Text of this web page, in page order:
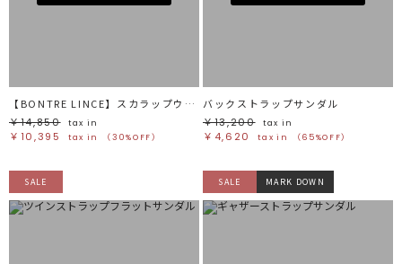
【BONTRE LINCE】スカラップウッドソールサンダル
￥14,850
tax in
￥10,395 tax in （30%OFF）
バックストラップサンダル
￥13,200
tax in
￥4,620 tax in （65%OFF）
SALE SALE MARK DOWN